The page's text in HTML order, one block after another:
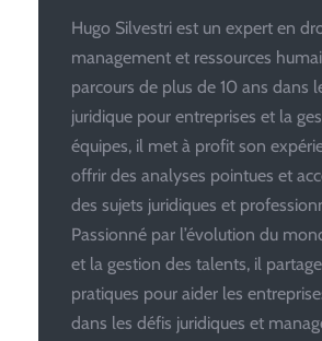
Hugo Silvestri est un expert en
management et ressources
parcours de plus de 10 ans dans
juridique pour entreprises et la
équipes, il met à profit son
offrir des analyses pointues et
des sujets juridiques et
Passionné par l’évolution du
et la gestion des talents, il
pratiques pour aider les
dans les défis juridiques et